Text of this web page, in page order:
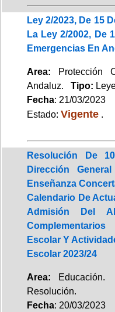
Ley 2/2023, De 15
La Ley 2/2002, De
Emergencias En
Area:
Andaluz. Tipo:
Fecha: 21/03/2023
Estado: Vigente .
Resolución De
Dirección
Enseñanza
Calendario De
Admisión Del
Escolar Y
Escolar 2023/24
Area:
Resolución.
Fecha: 20/03/2023